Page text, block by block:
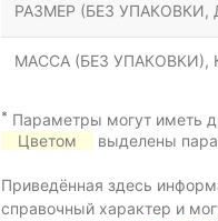
РАЗМЕР (БЕЗ
МАССА (БЕЗ УПАКОВКИ),
* Параметры могут иметь
Цветом
выделены
Приведённая здесь
справочный характер и